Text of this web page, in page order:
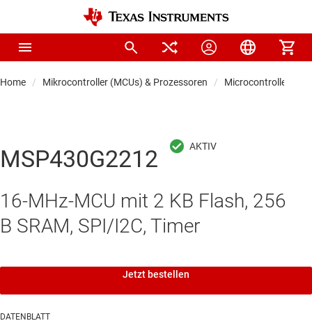
Home Mikrocontroller (MCUs) & Prozessoren Microcontrollers
MSP430G2212
16-MHz-MCU mit 2 KB Flash, 256
B SRAM, SPI/I2C, Timer
Jetzt bestellen
DATENBLATT